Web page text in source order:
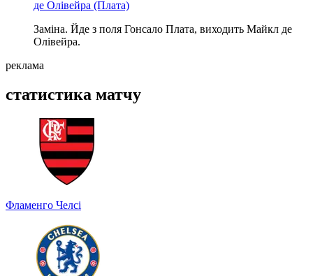
де Олівейра (Плата)
Заміна. Йде з поля Гонсало Плата, виходить Майкл де
Олівейра.
реклама
статистика матчу
Фламенго Челсі